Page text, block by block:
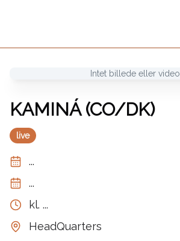
Intet billede eller video
KAMINÁ (CO/DK)
live
...
...
kl. ...
HeadQuarters